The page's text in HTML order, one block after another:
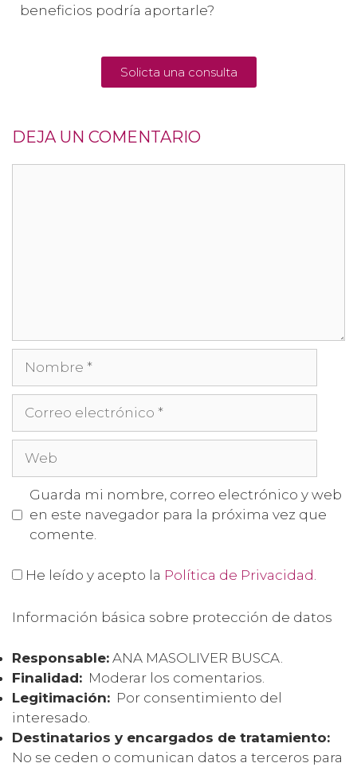
beneficios podría aportarle?
Solicta una consulta
DEJA UN COMENTARIO
Guarda mi nombre, correo electrónico y web
en este navegador para la próxima vez que
comente.
He leído y acepto la Política de Privacidad
Información básica sobre protección de datos
Responsable: ANA MASOLIVER BUSCA.
Finalidad: Moderar los comentarios.
Legitimación: Por consentimiento del
interesado.
Destinatarios y encargados de tratamiento:
No se ceden o comunican datos a terceros para